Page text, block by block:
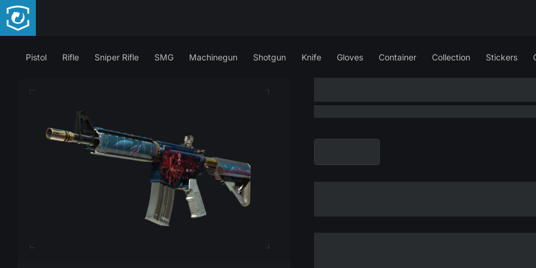
Pistol Rifle Sniper Rifle SMG Machinegun Shotgun Knife Gloves Container Collection Stickers